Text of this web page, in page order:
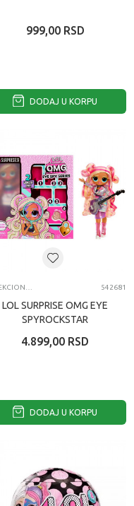
999,00 RSD
DODAJ U KORPU
542681
LOL SURPRISE OMG EYE
SPYROCKSTAR
4.899,00 RSD
DODAJ U KORPU